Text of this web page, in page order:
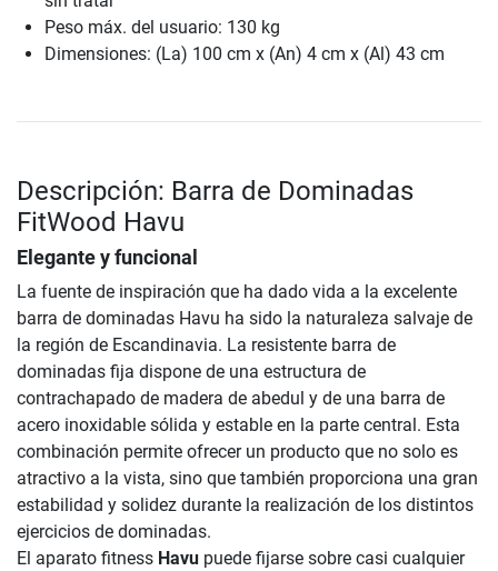
Peso máx. del usuario: 130 kg
Dimensiones: (La) 100 cm x (An) 4 cm x (Al) 43 cm
Descripción: Barra de Dominadas
FitWood Havu
Elegante y funcional
La fuente de inspiración que ha dado vida a la excelente
barra de dominadas Havu ha sido la naturaleza salvaje de
la región de Escandinavia. La resistente barra de
dominadas fija dispone de una estructura de
contrachapado de madera de abedul y de una barra de
acero inoxidable sólida y estable en la parte central. Esta
combinación permite ofrecer un producto que no solo es
atractivo a la vista, sino que también proporciona una gran
estabilidad y solidez durante la realización de los distintos
ejercicios de dominadas.
El aparato fitness Havu puede fijarse sobre casi cualquier